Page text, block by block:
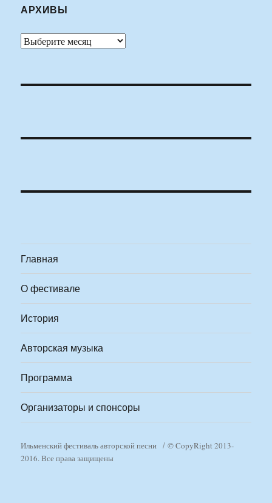
АРХИВЫ
Архивы
Главная
О фестивале
История
Авторская музыка
Программа
Организаторы и спонсоры
Ильменский фестиваль авторской песни
© CopyRight 2013-
2016. Все права защищены